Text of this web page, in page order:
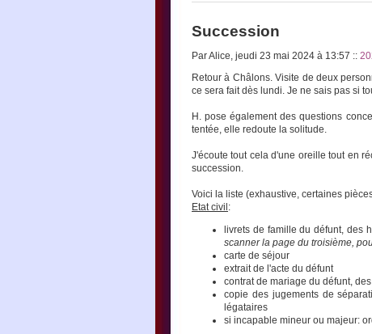
Succession
Par Alice, jeudi 23 mai 2024 à 13:57 ::
Retour à Châlons. Visite de deux
ce sera fait dès lundi. Je ne sais pas si
H. pose également des questions
tentée, elle redoute la solitude.
J'écoute tout cela d'une oreille tout en
succession.
Voici la liste (exhaustive, certaines
Etat civil :
livrets de famille du défunt, des
scanner la page du troisième,
carte de séjour
extrait de l'acte du défunt
contrat de mariage du défunt,
copie des jugements de
légataires
si incapable mineur ou majeur: